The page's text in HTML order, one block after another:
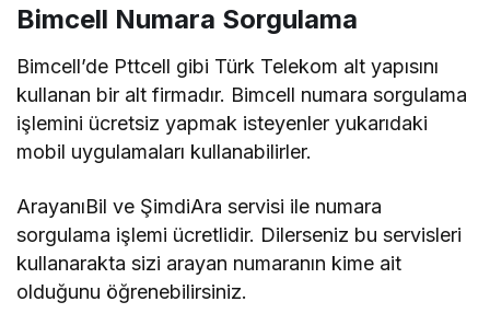
Bimcell Numara Sorgulama
Bimcell’de Pttcell gibi Türk Telekom alt yapısını
kullanan bir alt firmadır. Bimcell numara sorgulama
işlemini ücretsiz yapmak isteyenler yukarıdaki
mobil uygulamaları kullanabilirler.
ArayanıBil ve ŞimdiAra servisi ile numara
sorgulama işlemi ücretlidir. Dilerseniz bu servisleri
kullanarakta sizi arayan numaranın kime ait
olduğunu öğrenebilirsiniz.